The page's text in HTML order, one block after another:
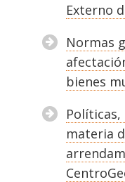
Externo
Normas
bienes
materia